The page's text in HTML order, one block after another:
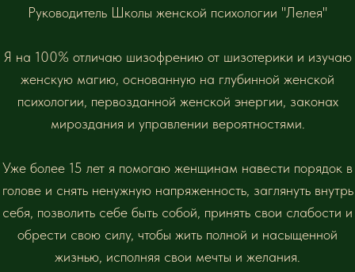
Руководитель Школы женской психологии "Лелея"
Я на 100% отличаю шизофрению от шизотерики и изучаю
женскую магию, основанную на глубинной женской
психологии, первозданной женской энергии, законах
мироздания и управлении вероятностями.
Уже более 15 лет я помогаю женщинам навести порядок в
голове и снять ненужную напряженность, заглянуть внутрь
себя, позволить себе быть собой, принять свои слабости и
обрести свою силу, чтобы жить полной и насыщенной
жизнью, исполняя свои мечты и желания.